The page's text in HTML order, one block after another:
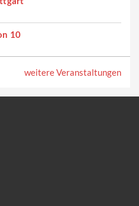
10
weitere Veranstaltungen